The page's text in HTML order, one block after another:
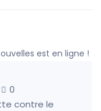
0
contre le